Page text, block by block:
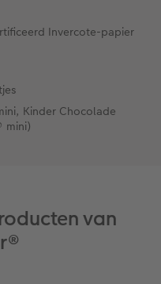
Invercote-papier
Kinder Chocolade
mini)
van